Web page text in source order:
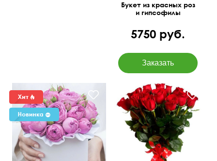
Букет из красных роз
и гипсофилы
5750 руб.
Пластиковая или атласная
лента
60 см
35 см